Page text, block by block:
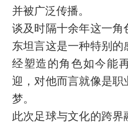
并被广泛传播。
谈及时隔十余年这一角
东坦言这是一种特别的
经塑造的角色如今能
迎，对他而言就像是职
梦。
此次足球与文化的跨界